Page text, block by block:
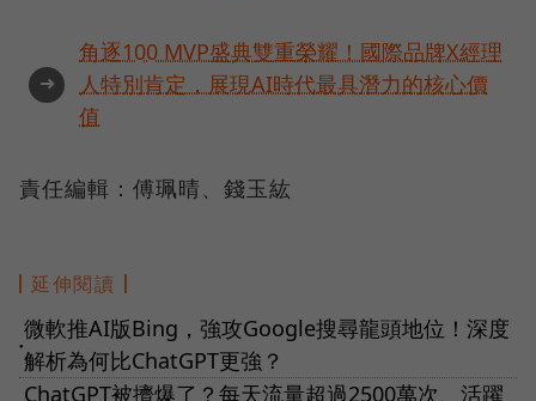
➜
角逐100 MVP盛典雙重榮耀！國際品牌X經理
人特別肯定，展現AI時代最具潛力的核心價
值
責任編輯：傅珮晴、錢玉紘
延伸閱讀
●
微軟推AI版Bing，強攻Google搜尋龍頭地位！深度
解析為何比ChatGPT更強？
ChatGPT被擠爆了？每天流量超過2500萬次、活躍